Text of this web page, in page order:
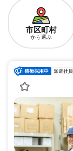
市区町村
から選ぶ
派遣社員